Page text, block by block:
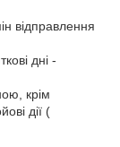
відправлення
дні -
крім
дії (